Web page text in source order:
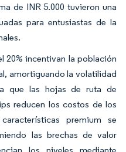
de INR 5.000 tuvieron una
para entusiastas de la
20% incentivan la población
amortiguando la volatilidad
que las hojas de ruta de
reducen los costos de los
premium se
las brechas de valor